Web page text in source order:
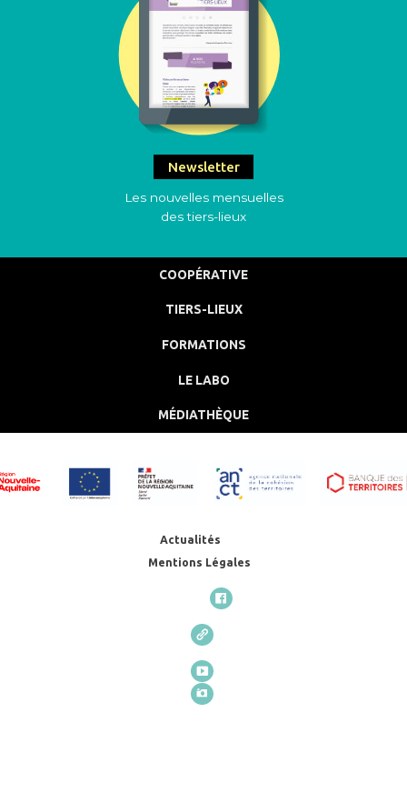
Newsletter
Les nouvelles mensuelles
des tiers-lieux
COOPÉRATIVE
TIERS-LIEUX
FORMATIONS
LE LABO
MÉDIATHÈQUE
Actualités
Mentions Légales